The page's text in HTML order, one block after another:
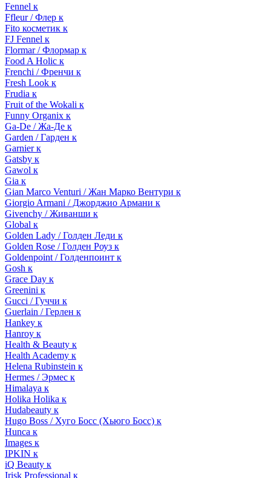
Fennel к
Ffleur / Флер к
Fito косметик к
FJ Fennel к
Flormar / Флормар к
Food A Holic к
Frenchi / Френчи к
Fresh Look к
Frudia к
Fruit of the Wokali к
Funny Organix к
Ga-De / Жа-Де к
Garden / Гарден к
Garnier к
Gatsby к
Gawol к
Gia к
Gian Marco Venturi / Жан Марко Вентури к
Giorgio Armani / Джорджио Армани к
Givenchy / Живанши к
Global к
Golden Lady / Голден Леди к
Golden Rose / Голден Роуз к
Goldenpoint / Голденпоинт к
Gosh к
Grace Day к
Greenini к
Gucci / Гуччи к
Guerlain / Герлен к
Hankey к
Hanroy к
Health & Beauty к
Health Academy к
Helena Rubinstein к
Hermes / Эрмес к
Himalaya к
Holika Holika к
Hudabeauty к
Hugo Boss / Хуго Босс (Хьюго Босс) к
Hunca к
Images к
IPKIN к
iQ Beauty к
Irisk Professional к